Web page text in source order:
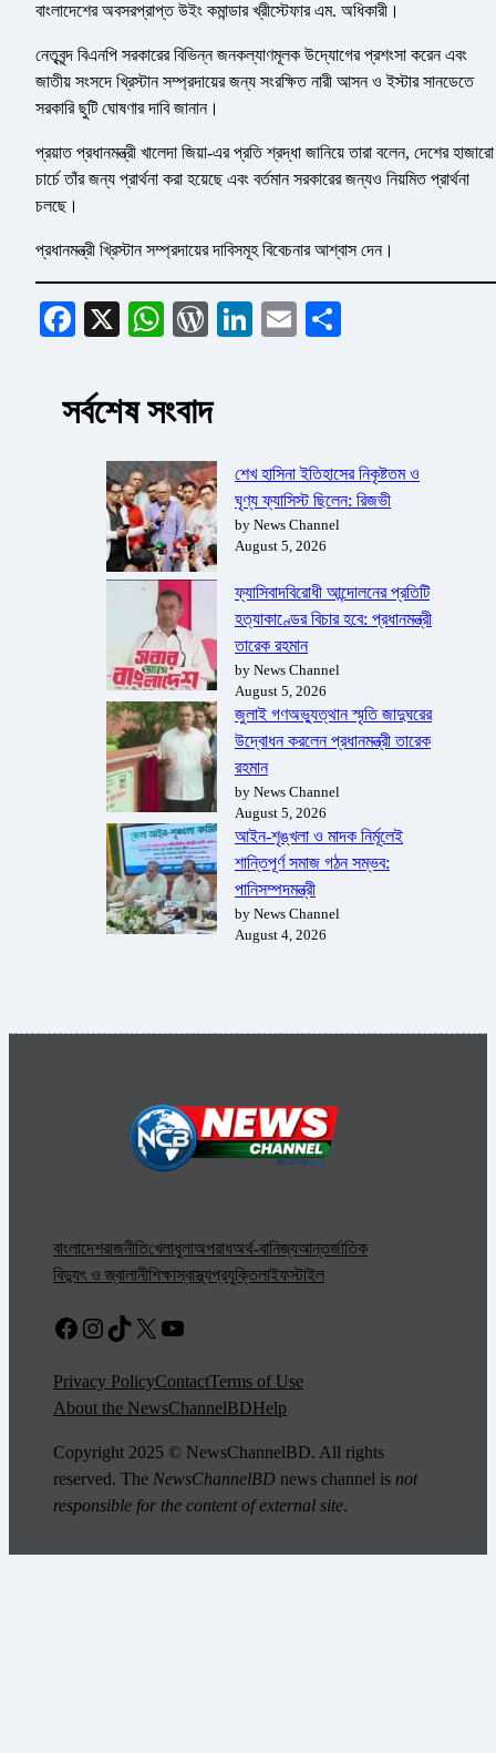
বাংলাদেশের অবসরপ্রাপ্ত উইং কমান্ডার খ্রীস্টেফার এম. অধিকারী।
নেতৃবৃন্দ বিএনপি সরকারের বিভিন্ন জনকল্যাণমূলক উদ্যোগের প্রশংসা করেন এবং
জাতীয় সংসদে খ্রিস্টান সম্প্রদায়ের জন্য সংরক্ষিত নারী আসন ও ইস্টার সানডেতে
সরকারি ছুটি ঘোষণার দাবি জানান।
প্রয়াত প্রধানমন্ত্রী খালেদা জিয়া-এর প্রতি শ্রদ্ধা জানিয়ে তারা বলেন, দেশের হাজারো
চার্চে তাঁর জন্য প্রার্থনা করা হয়েছে এবং বর্তমান সরকারের জন্যও নিয়মিত প্রার্থনা
চলছে।
প্রধানমন্ত্রী খ্রিস্টান সম্প্রদায়ের দাবিসমূহ বিবেচনার আশ্বাস দেন।
Facebook
X WhatsApp
WordPress
LinkedIn
Email
সর্বশেষ সংবাদ
শেখ হাসিনা ইতিহাসের নিকৃষ্টতম ও
ঘৃণ্য ফ্যাসিস্ট ছিলেন: রিজভী
by News Channel
August 5, 2026
ফ্যাসিবাদবিরোধী আন্দোলনের প্রতিটি
হত্যাকাণ্ডের বিচার হবে: প্রধানমন্ত্রী
তারেক রহমান
by News Channel
August 5, 2026
জুলাই গণঅভ্যুত্থান স্মৃতি জাদুঘরের
উদ্বোধন করলেন প্রধানমন্ত্রী তারেক
রহমান
by News Channel
August 5, 2026
আইন-শৃঙ্খলা ও মাদক নির্মূলেই
শান্তিপূর্ণ সমাজ গঠন সম্ভব:
পানিসম্পদমন্ত্রী
by News Channel
August 4, 2026
বাংলাদেশরাজনীতিখেলাধুলাঅপরাধঅর্থ-বানিজ্যআন্তর্জাতিক
বিদ্যুৎ ও জ্বালানীশিক্ষাস্বাস্থ্যপ্রযুক্তিলাইফস্টাইল
Facebook
Instagram
TikTok
X YouTube
Privacy PolicyContactTerms of Use
About the NewsChannelBDHelp
Copyright 2025 © NewsChannelBD. All rights
reserved. The NewsChannelBD news channel is not
responsible for the content of external site.